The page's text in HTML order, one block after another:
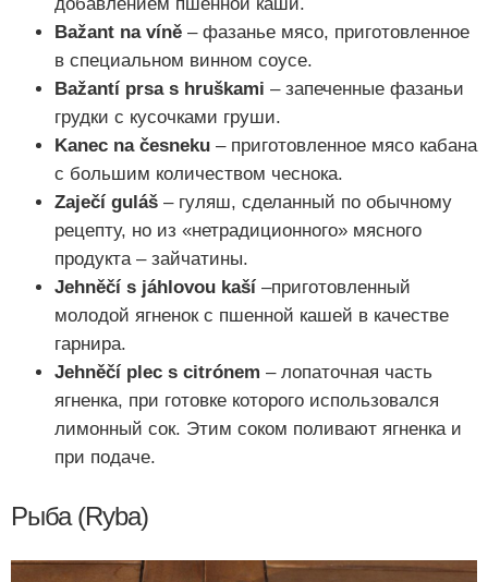
Bažant na víně – фазанье мясо, приготовленное
в специальном винном соусе.
Bažantí prsa s hruškami – запеченные фазаньи
грудки с кусочками груши.
Kanec na česneku – приготовленное мясо кабана
с большим количеством чеснока.
Zaječí guláš – гуляш, сделанный по обычному
рецепту, но из «нетрадиционного» мясного
продукта – зайчатины.
Jehněčí s jáhlovou kaší –приготовленный
молодой ягненок с пшенной кашей в качестве
гарнира.
Jehněčí plec s citrónem – лопаточная часть
ягненка, при готовке которого использовался
лимонный сок. Этим соком поливают ягненка и
при подаче.
Рыба (Ryba)